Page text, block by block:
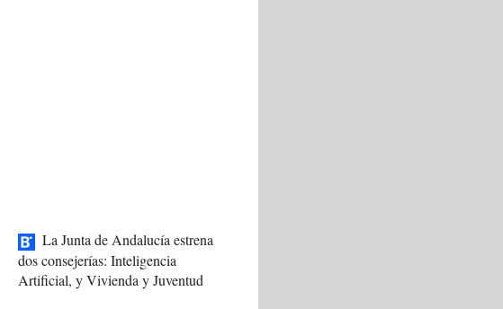
La Junta de Andalucía estrena
dos consejerías: Inteligencia
Artificial, y Vivienda y Juventud